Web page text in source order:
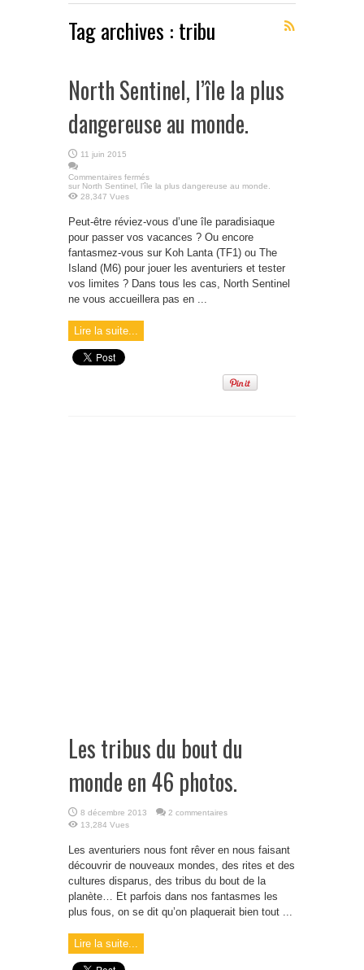
Tag archives : tribu
North Sentinel, l’île la plus
dangereuse au monde.
11 juin 2015
Commentaires fermés
sur North Sentinel, l’île la plus dangereuse au monde.
28,347 Vues
Peut-être réviez-vous d’une île paradisiaque
pour passer vos vacances ? Ou encore
fantasmez-vous sur Koh Lanta (TF1) ou The
Island (M6) pour jouer les aventuriers et tester
vos limites ? Dans tous les cas, North Sentinel
ne vous accueillera pas en ...
Lire la suite...
Les tribus du bout du
monde en 46 photos.
8 décembre 2013
2 commentaires
13,284 Vues
Les aventuriers nous font rêver en nous faisant
découvrir de nouveaux mondes, des rites et des
cultures disparus, des tribus du bout de la
planète… Et parfois dans nos fantasmes les
plus fous, on se dit qu’on plaquerait bien tout ...
Lire la suite...